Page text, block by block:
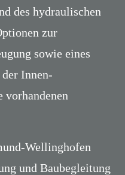
des hydraulischen
zur
sowie eines
Innen-
Wellinghofen
und Baubegleitung